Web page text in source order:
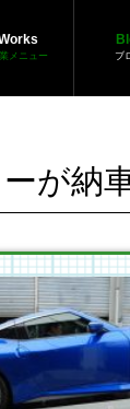
メニュー ブ
が納